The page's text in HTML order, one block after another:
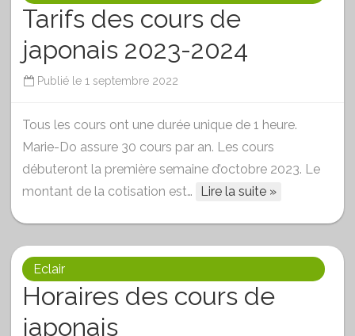
Tarifs des cours de
japonais 2023-2024
Publié le 1 septembre 2022
Tous les cours ont une durée unique de 1 heure.
Marie-Do assure 30 cours par an. Les cours
débuteront la première semaine d’octobre 2023. Le
montant de la cotisation est…
Lire la suite »
Eclair
Horaires des cours de
japonais